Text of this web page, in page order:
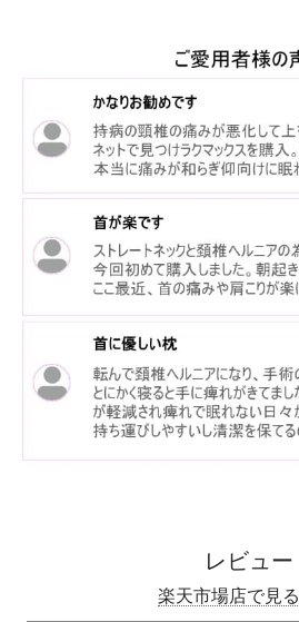
レビュー
楽天市場店で見る